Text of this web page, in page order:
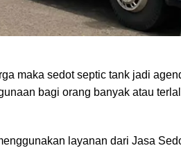
Tangerang
maka sedot septic tank jadi
bagi orang banyak atau
layanan dari Jasa